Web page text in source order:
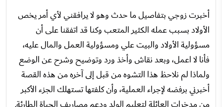
أخبرت زوجي بتفاصيل ما حدث وهو لا يرافقني لأي أمر يخص
الأولاد بسبب عمله الكثير المتعب وكنا قد اتفقنا على أن
مسؤولية الأولاد والبيت علي ومسؤولية العمل والمال عليه،
فأنا لا اعمل، وبعد نقاش وأخذ ورد وتوضيح وشرح عن الوضع
ولماذا لم نلاحظ هذا التشوه من قبل إلى آخره من هذه القصة
أخبرني برفضه لإجراء العملية، وأن كلفتها تستهلك الجزء الأكبر